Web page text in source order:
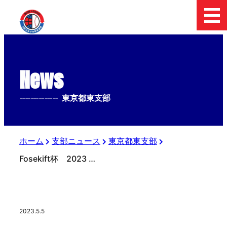
News
-------------- 東京都東支部
ホーム 支部ニュース
東京都東支部
Fosekift杯 2023 日本少年野球東京都東支部中学２年生大会 準決勝の結果
2023.5.5